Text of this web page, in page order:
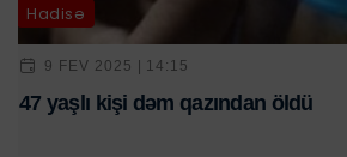
Hadisə
9 FEV 2025 | 14:15
47 yaşlı kişi dəm qazından öldü